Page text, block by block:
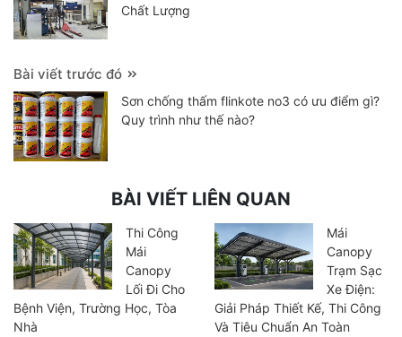
Chất Lượng
Bài viết trước đó
Sơn chống thấm flinkote no3 có ưu điểm gì?
Quy trình như thế nào?
BÀI VIẾT LIÊN QUAN
Thi Công
Mái
Canopy
Lối Đi Cho
Bệnh Viện, Trường Học, Tòa
Nhà
Mái
Canopy
Trạm Sạc
Xe Điện:
Giải Pháp Thiết Kế, Thi Công
Và Tiêu Chuẩn An Toàn